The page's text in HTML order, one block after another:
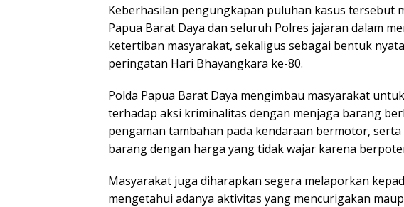
Keberhasilan pengungkapan puluhan kasus tersebut
Papua Barat Daya dan seluruh Polres jajaran dalam
ketertiban masyarakat, sekaligus sebagai bentuk
peringatan Hari Bhayangkara ke-80.
Polda Papua Barat Daya mengimbau masyarakat
terhadap aksi kriminalitas dengan menjaga barang
pengaman tambahan pada kendaraan bermotor,
barang dengan harga yang tidak wajar karena
Masyarakat juga diharapkan segera melaporkan
mengetahui adanya aktivitas yang mencurigakan